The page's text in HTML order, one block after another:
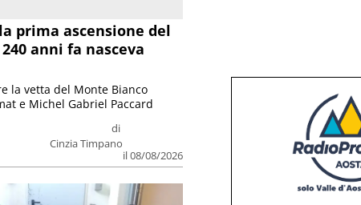
prima ascensione del
anni fa nasceva
di
Cinzia Timpano
il 08/08/2026
la vetta del Monte Bianco
e Michel Gabriel Paccard